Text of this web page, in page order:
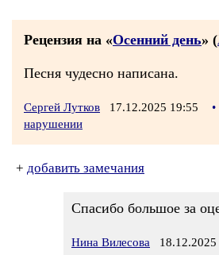
Рецензия на «Осенний день» (
Песня чудесно написана.
Сергей Лутков 17.12.2025 19:55 •
нарушении
+ добавить замечания
Спасибо большое за
Нина Вилесова 18.12.2025